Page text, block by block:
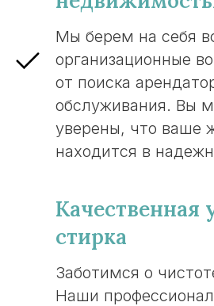
Мы берем на себя
организационные
от поиска
обслуживания. Вы
уверены, что ваше
находится в
Качественная
стирка
Заботимся о
Наши